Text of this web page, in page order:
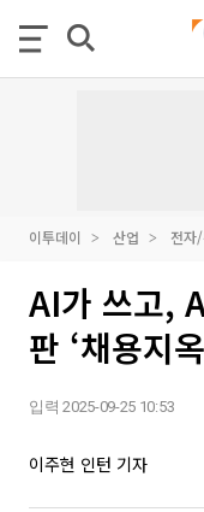
이투데이 산업 전자
AI가 쓰고,
판 ‘채용지
입력 2025-09-25 10:53
이주현 인턴 기자